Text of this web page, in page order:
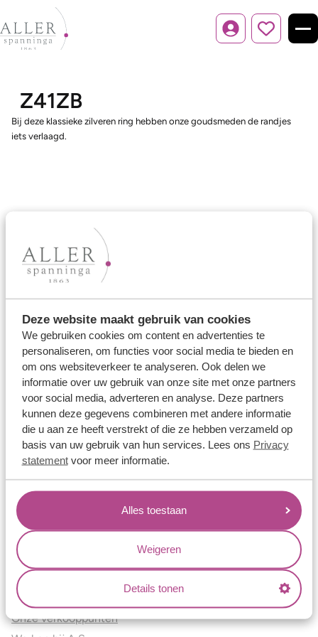
Deze website maakt gebruik van cookies
We gebruiken cookies om content en advertenties te
personaliseren, om functies voor social media te bieden en
om ons websiteverkeer te analyseren. Ook delen we
informatie over uw gebruik van onze site met onze partners
voor social media, adverteren en analyse. Deze partners
kunnen deze gegevens combineren met andere informatie
die u aan ze heeft verstrekt of die ze hebben verzameld op
basis van uw gebruik van hun services. Lees ons Privacy
statementvoor meer informatie.
Alles toestaan
Weigeren
Details tonen
Inloggen
Z41ZB
Bij deze klassieke zilveren ring hebben onze goudsmeden de randjes
iets verlaagd.
Ons aanbod
Trouwringen
Memoireringen
Verlovingsringen
Vriendschapsringen
Over ons
Aller Spanninga
Historie
Certificaten
Blogs
Jouw voordelen
Conflictvrije Materialen
Oneindig veel mogelijkheden
Kwaliteit
Juweliers & Contact
Onze verkooppunten